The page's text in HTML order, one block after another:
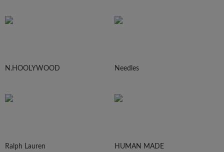
N.HOOLYWOOD Needles
Ralph Lauren HUMAN MADE